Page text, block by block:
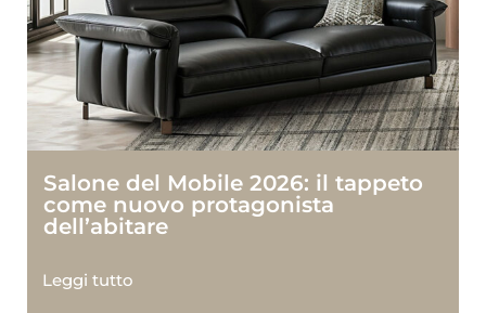
Salone del Mobile 2026: il tappeto
come nuovo protagonista
dell’abitare
Leggi tutto